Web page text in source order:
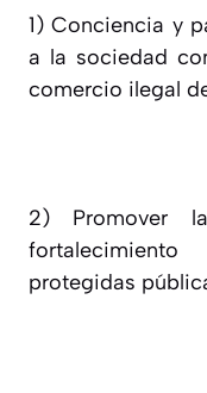
1) Conciencia y
a la sociedad
comercio ilegal
2) Promover
protegidas